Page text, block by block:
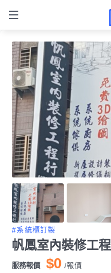
#系統櫃訂製
帆鳳室內裝修工
服務報價 $0 /報價